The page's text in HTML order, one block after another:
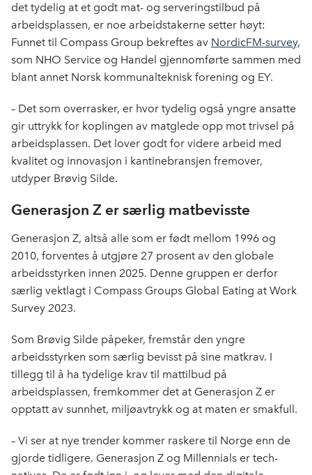
det tydelig at et godt mat- og serveringstilbud på
arbeidsplassen, er noe arbeidstakerne setter høyt:
Funnet til Compass Group bekreftes av NordicFM-survey,
som NHO Service og Handel gjennomførte sammen med
blant annet Norsk kommunalteknisk forening og EY.
– Det som overrasker, er hvor tydelig også yngre ansatte
gir uttrykk for koplingen av matglede opp mot trivsel på
arbeidsplassen. Det lover godt for videre arbeid med
kvalitet og innovasjon i kantinebransjen fremover,
utdyper Brøvig Silde.
Generasjon Z er særlig matbevisste
Generasjon Z, altså alle som er født mellom 1996 og
2010, forventes å utgjøre 27 prosent av den globale
arbeidsstyrken innen 2025. Denne gruppen er derfor
særlig vektlagt i Compass Groups Global Eating at Work
Survey 2023.
Som Brøvig Silde påpeker, fremstår den yngre
arbeidsstyrken som særlig bevisst på sine matkrav. I
tillegg til å ha tydelige krav til mattilbud på
arbeidsplassen, fremkommer det at Generasjon Z er
opptatt av sunnhet, miljøavtrykk og at maten er smakfull.
– Vi ser at nye trender kommer raskere til Norge enn de
gjorde tidligere. Generasjon Z og Millennials er tech-